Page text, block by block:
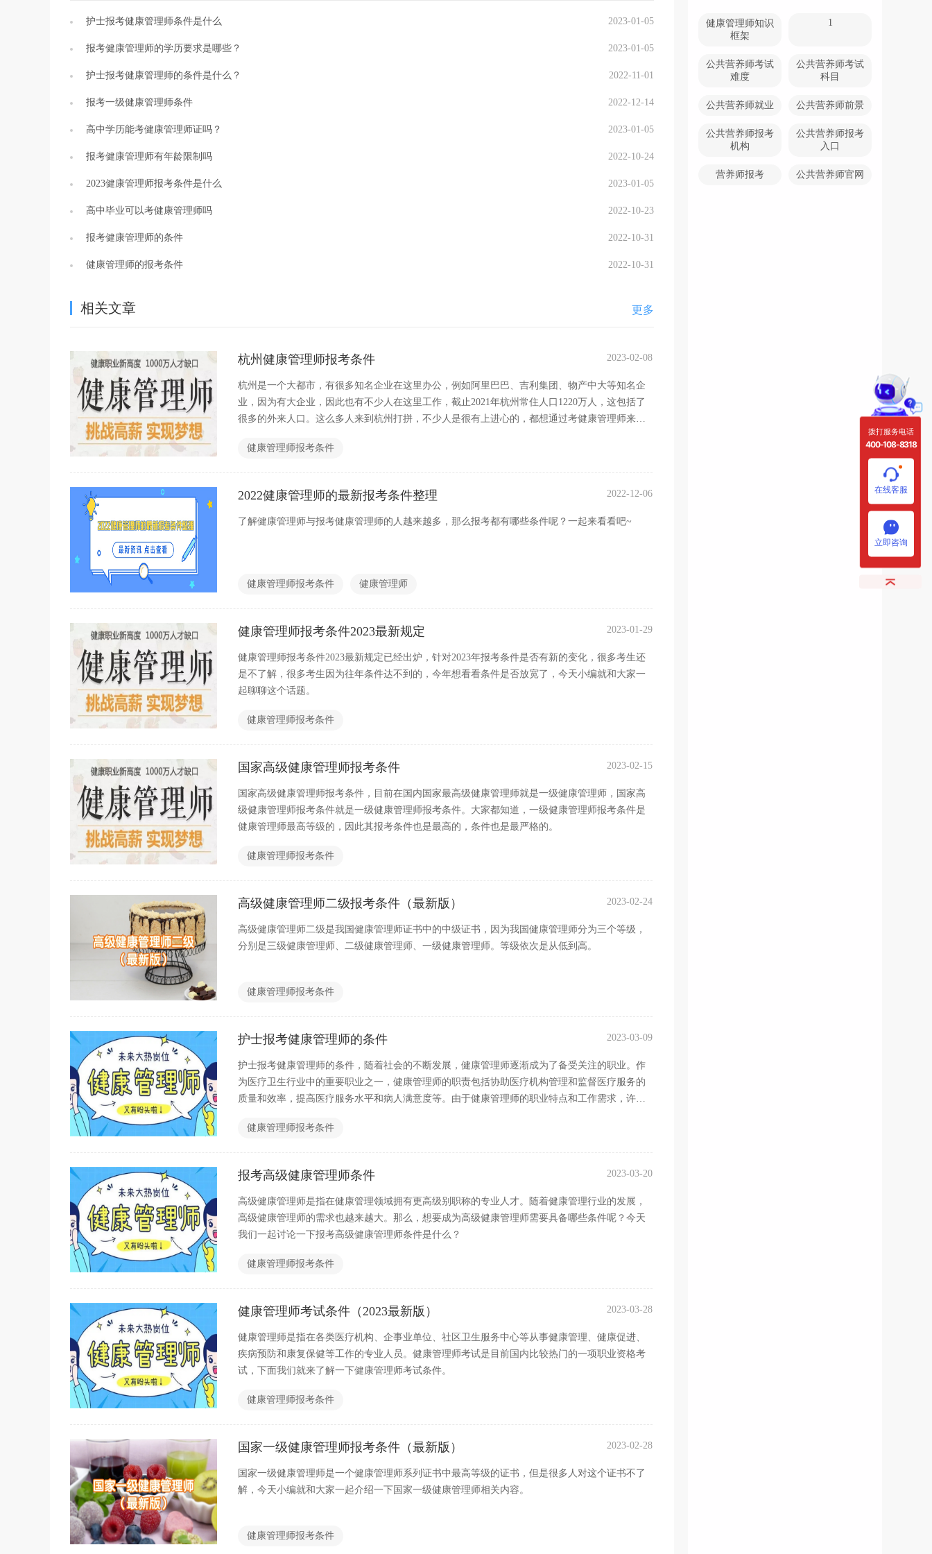
护士报考健康管理师条件是什么 2023-01-05
报考健康管理师的学历要求是哪些？ 2023-01-05
护士报考健康管理师的条件是什么？ 2022-11-01
报考一级健康管理师条件 2022-12-14
高中学历能考健康管理师证吗？ 2023-01-05
报考健康管理师有年龄限制吗 2022-10-24
2023健康管理师报考条件是什么 2023-01-05
高中毕业可以考健康管理师吗 2022-10-23
报考健康管理师的条件 2022-10-31
健康管理师的报考条件 2022-10-31
相关文章 更多
杭州健康管理师报考条件 2023-02-08
杭州是一个大都市，有很多知名企业在这里办公，例如阿里巴巴、吉利集团、物产中大等知名企
业，因为有大企业，因此也有不少人在这里工作，截止2021年杭州常住人口1220万人，这包括了
很多的外来人口。这么多人来到杭州打拼，不少人是很有上进心的，都想通过考健康管理师来提
健康管理师报考条件
2022健康管理师的最新报考条件整理 2022-12-06
了解健康管理师与报考健康管理师的人越来越多，那么报考都有哪些条件呢？一起来看看吧~
健康管理师报考条件 健康管理师
健康管理师报考条件2023最新规定 2023-01-29
健康管理师报考条件2023最新规定已经出炉，针对2023年报考条件是否有新的变化，很多考生还
是不了解，很多考生因为往年条件达不到的，今年想看看条件是否放宽了，今天小编就和大家一
起聊聊这个话题。
健康管理师报考条件
国家高级健康管理师报考条件 2023-02-15
国家高级健康管理师报考条件，目前在国内国家最高级健康管理师就是一级健康管理师，国家高
级健康管理师报考条件就是一级健康管理师报考条件。大家都知道，一级健康管理师报考条件是
健康管理师最高等级的，因此其报考条件也是最高的，条件也是最严格的。
健康管理师报考条件
高级健康管理师二级报考条件（最新版） 2023-02-24
高级健康管理师二级是我国健康管理师证书中的中级证书，因为我国健康管理师分为三个等级，
分别是三级健康管理师、二级健康管理师、一级健康管理师。等级依次是从低到高。
健康管理师报考条件
护士报考健康管理师的条件 2023-03-09
护士报考健康管理师的条件，随着社会的不断发展，健康管理师逐渐成为了备受关注的职业。作
为医疗卫生行业中的重要职业之一，健康管理师的职责包括协助医疗机构管理和监督医疗服务的
质量和效率，提高医疗服务水平和病人满意度等。由于健康管理师的职业特点和工作需求，许多
健康管理师报考条件
报考高级健康管理师条件 2023-03-20
高级健康管理师是指在健康管理领域拥有更高级别职称的专业人才。随着健康管理行业的发展，
高级健康管理师的需求也越来越大。那么，想要成为高级健康管理师需要具备哪些条件呢？今天
我们一起讨论一下报考高级健康管理师条件是什么？
健康管理师报考条件
健康管理师考试条件（2023最新版） 2023-03-28
健康管理师是指在各类医疗机构、企事业单位、社区卫生服务中心等从事健康管理、健康促进、
疾病预防和康复保健等工作的专业人员。健康管理师考试是目前国内比较热门的一项职业资格考
试，下面我们就来了解一下健康管理师考试条件。
健康管理师报考条件
国家一级健康管理师报考条件（最新版） 2023-02-28
国家一级健康管理师是一个健康管理师系列证书中最高等级的证书，但是很多人对这个证书不了
解，今天小编就和大家一起介绍一下国家一级健康管理师相关内容。
健康管理师报考条件
健康管理师知识
框架
1
公共营养师考试
难度
公共营养师考试
科目
公共营养师就业 公共营养师前景
公共营养师报考
机构
公共营养师报考
入口
营养师报考 公共营养师官网
拨打服务电话
400-108-8318
在线客服
立即咨询